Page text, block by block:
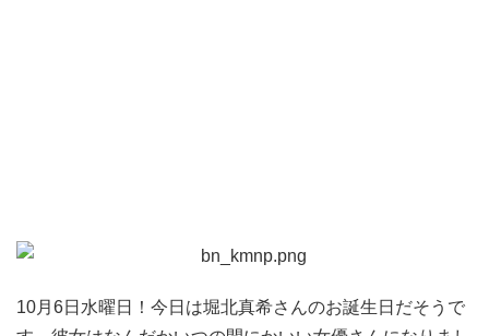
10月6日水曜日！今日は堀北真希さんのお誕生日だそうで